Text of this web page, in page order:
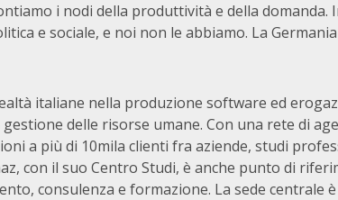
i nodi della produttività e della domanda.
e sociale, e noi non le abbiamo. La Germania
italiane nella produzione software ed
delle risorse umane. Con una rete di
a più di 10mila clienti fra aziende, studi
con il suo Centro Studi, è anche punto di
consulenza e formazione. La sede centrale